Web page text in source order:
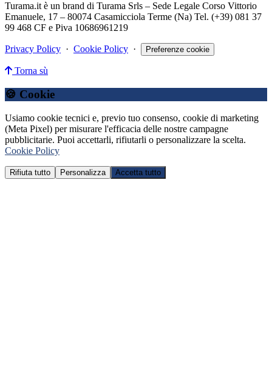
Turama.it è un brand di Turama Srls – Sede Legale Corso Vittorio
Emanuele, 17 – 80074 Casamicciola Terme (Na) Tel. (+39) 081 37
99 468 CF e Piva 10686961219
Privacy Policy · Cookie Policy · Preferenze cookie
Torna sù
🍪 Cookie
Usiamo cookie tecnici e, previo tuo consenso, cookie di marketing
(Meta Pixel) per misurare l'efficacia delle nostre campagne
pubblicitarie. Puoi accettarli, rifiutarli o personalizzare la scelta.
Cookie Policy
Rifiuta tutto Personalizza Accetta tutto